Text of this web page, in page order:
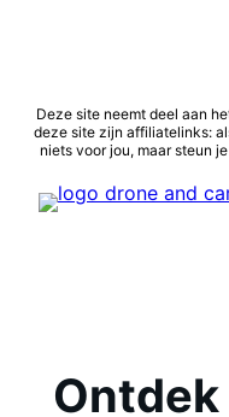
naar
inhoud
Deze site neemt deel aan
deze site zijn affiliatelinks:
niets voor jou, maar steun
Ontdek